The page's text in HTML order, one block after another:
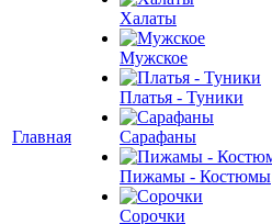
Главная
Халаты
Мужское
Платья - Туники
Сарафаны
Пижамы - Костюмы
Сорочки